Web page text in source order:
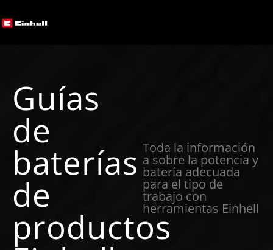
Guías
de
baterías
de
productos
Toda la información
a sobre la potencia y
batería adecuada
para el tipo de
trabajo con
herramientas Einhell